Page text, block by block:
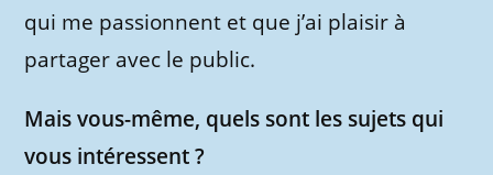
qui me passionnent et que j’ai plaisir à
partager avec le public.
Mais vous-même, quels sont les sujets qui
vous intéressent ?